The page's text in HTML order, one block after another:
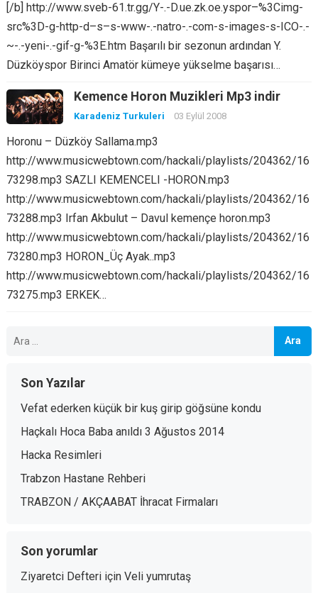
[/b] http://www.sveb-61.tr.gg/Y-.-D.ue.zk.oe.yspor–%3Cimg-
src%3D-g-http-d–s–s-www-.-natro-.-com-s-images-s-ICO-.-
~-.-yeni-.-gif-g-%3E.htm Başarılı bir sezonun ardından Y.
Düzköyspor Birinci Amatör kümeye yükselme başarısı…
Kemence Horon Muzikleri Mp3 indir
Karadeniz Turkuleri 03 Eylül 2008
Horonu – Düzköy Sallama.mp3
http://www.musicwebtown.com/hackali/playlists/204362/16
73298.mp3 SAZLI KEMENCELI -HORON.mp3
http://www.musicwebtown.com/hackali/playlists/204362/16
73288.mp3 Irfan Akbulut – Davul kemençe horon.mp3
http://www.musicwebtown.com/hackali/playlists/204362/16
73280.mp3 HORON_Üç Ayak..mp3
http://www.musicwebtown.com/hackali/playlists/204362/16
73275.mp3 ERKEK…
Son Yazılar
Vefat ederken küçük bir kuş girip göğsüne kondu
Haçkalı Hoca Baba anıldı 3 Ağustos 2014
Hacka Resimleri
Trabzon Hastane Rehberi
TRABZON / AKÇAABAT İhracat Firmaları
Son yorumlar
Ziyaretci Defteriiçin Veli yumrutaş